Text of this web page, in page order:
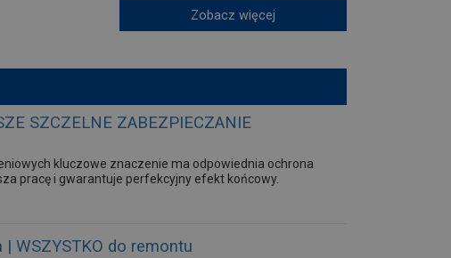
Zobacz więcej
SZCZELNE ZABEZPIECZANIE
kluczowe znaczenie ma odpowiednia ochrona
pracę i gwarantuje perfekcyjny efekt końcowy.
WSZYSTKO do remontu